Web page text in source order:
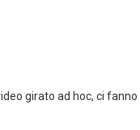
girato ad hoc, ci fanno